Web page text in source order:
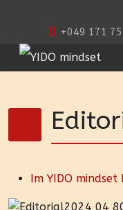
+049 171
Im YIDO